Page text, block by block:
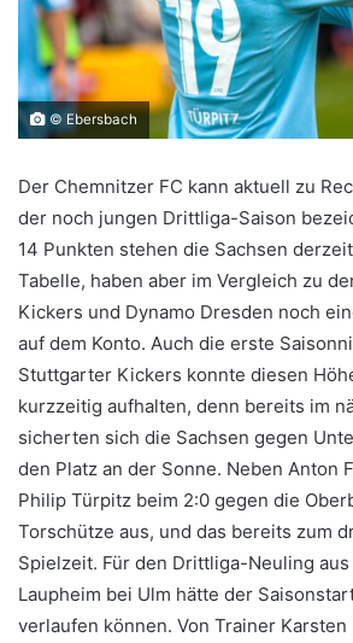
© Ebersbach
Der Chemnitzer FC kann aktuell zu
der noch jungen Drittliga-Saison
14 Punkten stehen die Sachsen
Tabelle, haben aber im Vergleich zu
Kickers und Dynamo Dresden noch
auf dem Konto. Auch die erste
Stuttgarter Kickers konnte diesen
kurzzeitig aufhalten, denn bereits im
sicherten sich die Sachsen gegen
den Platz an der Sonne. Neben Anton
Philip Türpitz beim 2:0 gegen die
Torschütze aus, und das bereits zum
Spielzeit. Für den Drittliga-Neuling
Laupheim bei Ulm hätte der
verlaufen können. Von Trainer